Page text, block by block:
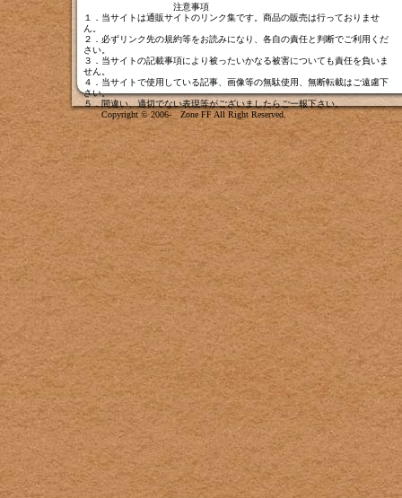
注意事項
１．当サイトは通販サイトのリンク集です。商品の販売は行っておりませ
ん。
２．必ずリンク先の規約等をお読みになり、各自の責任と判断でご利用くだ
さい。
３．当サイトの記載事項により被ったいかなる被害についても責任を負いま
せん。
４．当サイトで使用している記事、画像等の無駄使用、無断転載はご遠慮下
さい。
５．間違い、適切でない表現等がございましたら ご一報下さい
Copyright © 2006- Zone FF All Right Reserved.